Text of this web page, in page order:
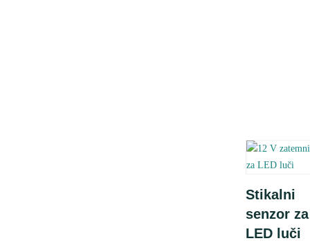
Dodaj
košarico
Stikalni
senzor za
LED luči